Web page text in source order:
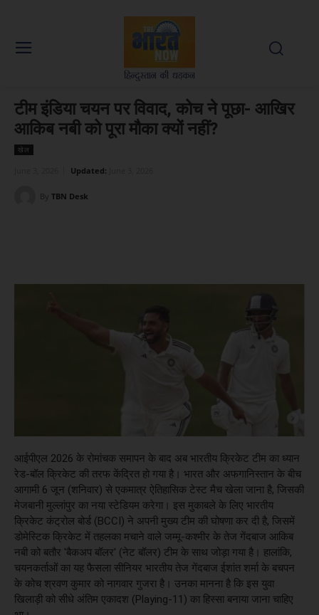
टीम इंडिया चयन पर विवाद, कोच ने पूछा- आखिर
आकिब नबी को पूरा मौका क्यों नहीं?
खेल
Updated:
By TBN Desk
आईपीएल 2026 के रोमांचक समापन के बाद अब भारतीय क्रिकेट टीम का ध्यान
रेड-बॉल क्रिकेट की तरफ केंद्रित हो गया है। भारत और अफगानिस्तान के बीच
आगामी 6 जून (शनिवार) से एकमात्र ऐतिहासिक टेस्ट मैच खेला जाना है, जिसकी
मेजबानी मुल्लांपुर का नया स्टेडियम करेगा। इस मुकाबले के लिए भारतीय
क्रिकेट कंट्रोल बोर्ड (BCCI) ने अपनी मुख्य टीम की घोषणा कर दी है, जिसमें
डोमेस्टिक क्रिकेट में तहलका मचाने वाले जम्मू-कश्मीर के तेज गेंदबाज आकिब
नबी को बतौर 'बैकअप बॉलर' (नेट बॉलर) टीम के साथ जोड़ा गया है। हालांकि,
चयनकर्ताओं का यह फैसला सीनियर भारतीय तेज गेंदबाज ईशांत शर्मा के बचपन
के कोच श्रवण कुमार को नागवार गुजरा है। उनका मानना है कि इस युवा
खिलाड़ी को सीधे अंतिम एकादश (Playing-11) का हिस्सा बनाया जाना चाहिए